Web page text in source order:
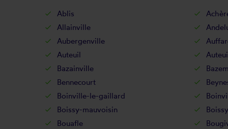
Ablis
Allainville
Aubergenville
Auteuil
Bazainville
Bennecourt
Boinville-le-gaillard
Boissy-mauvoisin
Bouafle